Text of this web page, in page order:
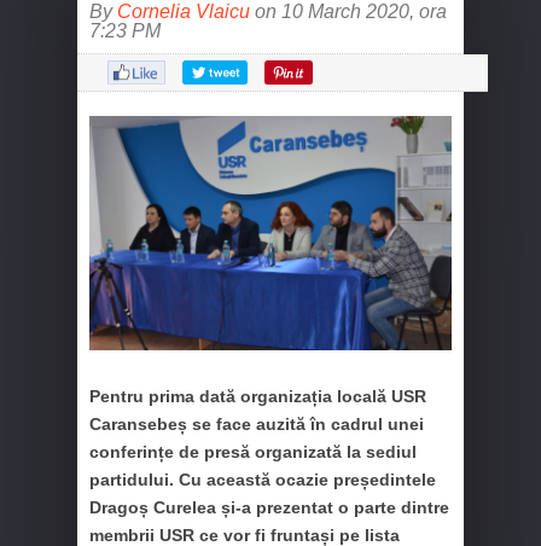
By Cornelia Vlaicu on 10 March 2020, ora
7:23 PM
Pentru prima dată organizația locală USR
Caransebeș se face auzită în cadrul unei
conferințe de presă organizată la sediul
partidului. Cu această ocazie președintele
Dragoș Curelea și-a prezentat o parte dintre
membrii USR ce vor fi fruntași pe lista